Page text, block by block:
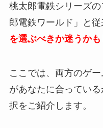
桃太郎電鉄シリーズ
郎電鉄ワールド」と
を選ぶべきか迷うかも
ここでは、両方のゲ
があなたに合ってい
択をご紹介します。